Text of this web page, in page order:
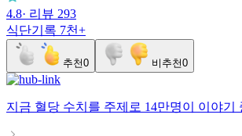
4.8· 리뷰 293
식단기록 7천+
추천0 비추천0
지금 혈당 수치 를 주제로 14만명이 이야기